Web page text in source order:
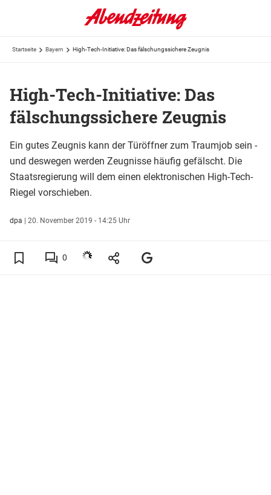
Startseite Bayern High-Tech-Initiative: Das fälschungssichere Zeugnis
High-Tech-Initiative: Das
fälschungssichere Zeugnis
Ein gutes Zeugnis kann der Türöffner zum Traumjob sein -
und deswegen werden Zeugnisse häufig gefälscht. Die
Staatsregierung will dem einen elektronischen High-Tech-
Riegel vorschieben.
dpa | 20. November 2019 - 14:25 Uhr
0